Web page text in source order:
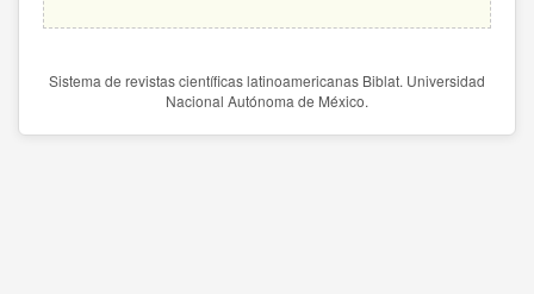
Sistema de revistas científicas latinoamericanas Biblat. Universidad
Nacional Autónoma de México.